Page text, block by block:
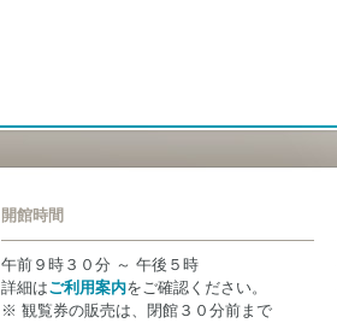
開館時間
午前９時３０分 ～ 午後５時
詳細はご利用案内をご確認ください。
※ 観覧券の販売は、閉館３０分前まで